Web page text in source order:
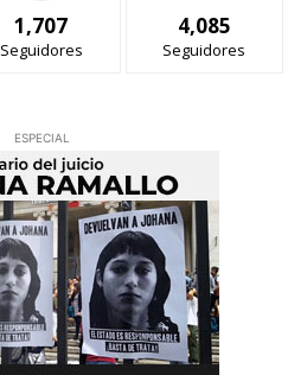
1,707
Seguidores
4,085
Seguidores
ESPECIAL